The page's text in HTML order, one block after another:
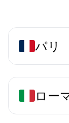
パリ
ロー